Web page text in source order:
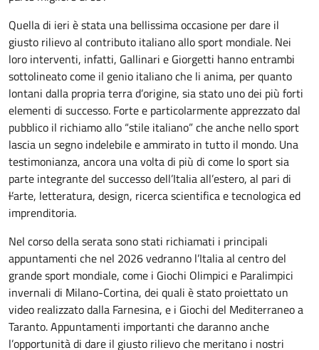
Quella di ieri è stata una bellissima occasione per dare il
giusto rilievo al contributo italiano allo sport mondiale. Nei
loro interventi, infatti, Gallinari e Giorgetti hanno entrambi
sottolineato come il genio italiano che li anima, per quanto
lontani dalla propria terra d’origine, sia stato uno dei più forti
elementi di successo. Forte e particolarmente apprezzato dal
pubblico il richiamo allo “stile italiano” che anche nello sport
lascia un segno indelebile e ammirato in tutto il mondo. Una
testimonianza, ancora una volta di più di come lo sport sia
parte integrante del successo dell’Italia all’estero, al pari di
l’arte, letteratura, design, ricerca scientifica e tecnologica ed
imprenditoria.
Nel corso della serata sono stati richiamati i principali
appuntamenti che nel 2026 vedranno l’Italia al centro del
grande sport mondiale, come i Giochi Olimpici e Paralimpici
invernali di Milano-Cortina, dei quali è stato proiettato un
video realizzato dalla Farnesina, e i Giochi del Mediterraneo a
Taranto. Appuntamenti importanti che daranno anche
l’opportunità di dare il giusto rilievo che meritano i nostri